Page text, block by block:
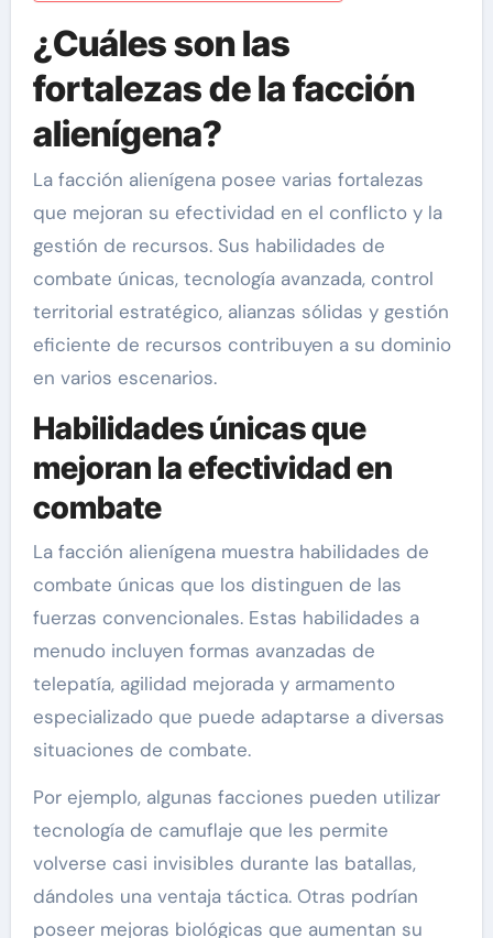
¿Cuáles son las
fortalezas de la facción
alienígena?
La facción alienígena posee varias fortalezas
que mejoran su efectividad en el conflicto y la
gestión de recursos. Sus habilidades de
combate únicas, tecnología avanzada, control
territorial estratégico, alianzas sólidas y gestión
eficiente de recursos contribuyen a su dominio
en varios escenarios.
Habilidades únicas que
mejoran la efectividad en
combate
La facción alienígena muestra habilidades de
combate únicas que los distinguen de las
fuerzas convencionales. Estas habilidades a
menudo incluyen formas avanzadas de
telepatía, agilidad mejorada y armamento
especializado que puede adaptarse a diversas
situaciones de combate.
Por ejemplo, algunas facciones pueden utilizar
tecnología de camuflaje que les permite
volverse casi invisibles durante las batallas,
dándoles una ventaja táctica. Otras podrían
poseer mejoras biológicas que aumentan su